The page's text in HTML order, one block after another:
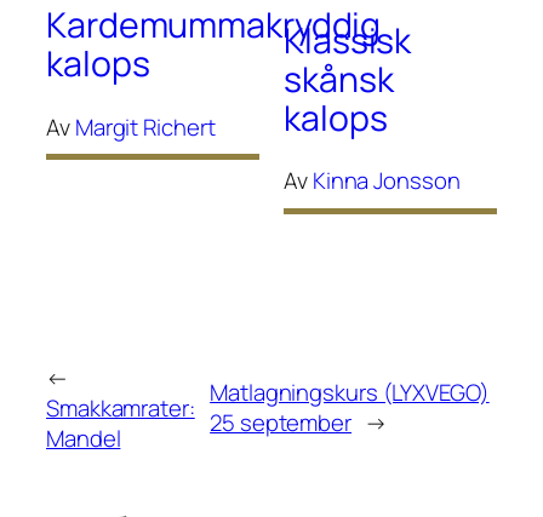
Klassisk
skånsk
kalops
AvKinna Jonsson
Kardemummakryddig
kalops
AvMargit Richert
←
Smakkamrater:
Mandel
Matlagningskurs (LYXVEGO)
25 september →